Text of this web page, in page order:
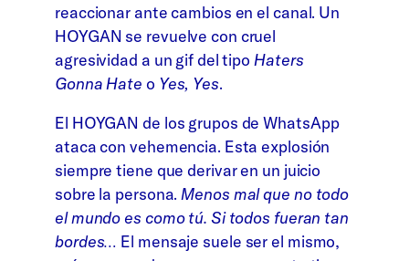
reaccionar ante cambios en el canal. Un
HOYGAN se revuelve con cruel
agresividad a un gif del tipo Haters
Gonna Hate o Yes, Yes.
El HOYGAN de los grupos de WhatsApp
ataca con vehemencia. Esta explosión
siempre tiene que derivar en un juicio
sobre la persona.Menos mal que no todo
el mundo es como tú. Si todos fueran tan
bordes… El mensaje suele ser el mismo,